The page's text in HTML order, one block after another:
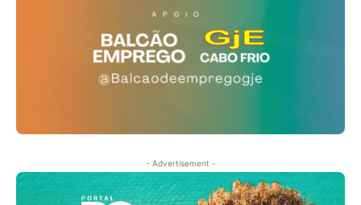
- Advertisement -